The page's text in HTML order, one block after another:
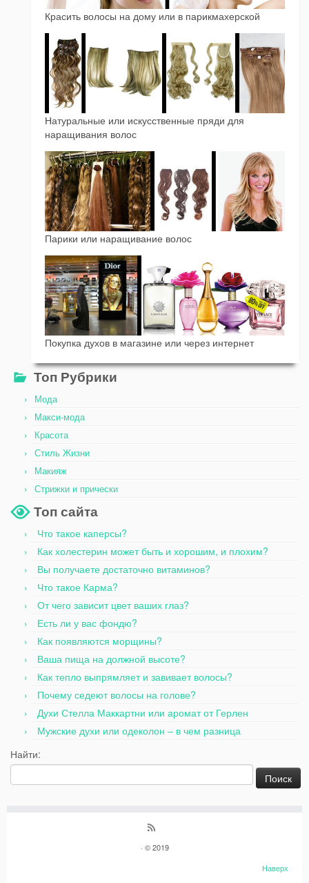
Красить волосы на дому или в парикмахерской
Натуральные или искусственные пряди для
наращивания волос
Парики или наращивание волос
Покупка духов в магазине или через интернет
Топ Рубрики
Мода
Макси-мода
Красота
Стиль Жизни
Макияж
Стрижки и прически
Топ сайта
Что такое каперсы?
Как холестерин может быть и хорошим, и плохим?
Вы получаете достаточно витаминов?
Что такое Карма?
От чего зависит цвет ваших глаз?
Есть ли у вас фондю?
Как появляются морщины?
Ваша пища на должной высоте?
Как тепло выпрямляет и завивает волосы?
Почему седеют волосы на голове?
Духи Стелла Маккартни или аромат от Герлен
Мужские духи или одеколон – в чем разница
Найти:
· © 2019
Наверх